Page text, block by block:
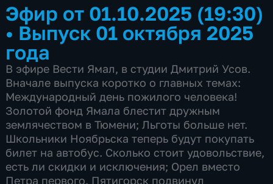
Эфир от 01.10.2025 (19:30)
• Выпуск 01 октября 2025
года
В эфире Вести Ямал, в студии Дмитрий Усов.
Вначале выпуска коротко о главных темах:
Международный день пожилого человека!
Золотой фонд Ямала блестит дружным
землячеством в Тюмени; Льготы больше нет.
Школьники Ноябрьска теперь будут покупать
билет на автобус. Сколько стоит удовольствие,
есть ли скидки и исключения; Орел вместо
Петра первого. Пятигорск подвинул